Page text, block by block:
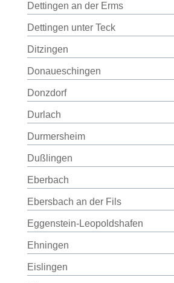
Dettingen an der Erms
Dettingen unter Teck
Ditzingen
Donaueschingen
Donzdorf
Durlach
Durmersheim
Dußlingen
Eberbach
Ebersbach an der Fils
Eggenstein-Leopoldshafen
Ehningen
Eislingen